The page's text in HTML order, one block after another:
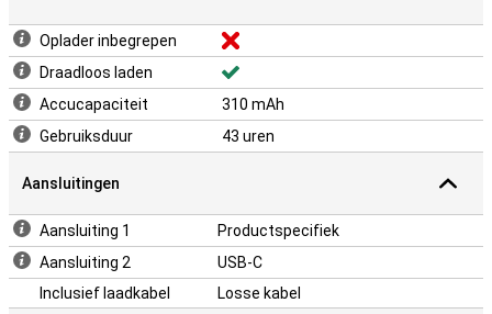
Oplader inbegrepen
Draadloos laden
Accucapaciteit
310 mAh
Gebruiksduur
43 uren
Aansluitingen
Aansluiting 1
Productspecifiek
Aansluiting 2
USB-C
Inclusief laadkabel
Losse kabel